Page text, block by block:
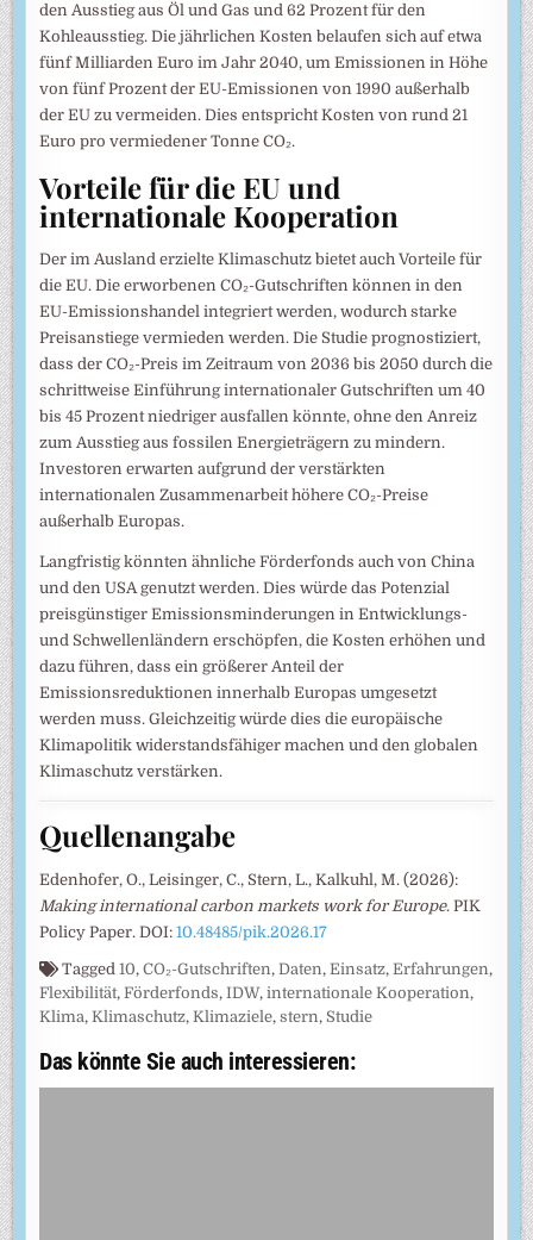
den Ausstieg aus Öl und Gas und 62 Prozent für den
Kohleausstieg. Die jährlichen Kosten belaufen sich auf etwa
fünf Milliarden Euro im Jahr 2040, um Emissionen in Höhe
von fünf Prozent der EU-Emissionen von 1990 außerhalb
der EU zu vermeiden. Dies entspricht Kosten von rund 21
Euro pro vermiedener Tonne CO₂.
Vorteile für die EU und
internationale Kooperation
Der im Ausland erzielte Klimaschutz bietet auch Vorteile für
die EU. Die erworbenen CO₂-Gutschriften können in den
EU-Emissionshandel integriert werden, wodurch starke
Preisanstiege vermieden werden. Die Studie prognostiziert,
dass der CO₂-Preis im Zeitraum von 2036 bis 2050 durch die
schrittweise Einführung internationaler Gutschriften um 40
bis 45 Prozent niedriger ausfallen könnte, ohne den Anreiz
zum Ausstieg aus fossilen Energieträgern zu mindern.
Investoren erwarten aufgrund der verstärkten
internationalen Zusammenarbeit höhere CO₂-Preise
außerhalb Europas.
Langfristig könnten ähnliche Förderfonds auch von China
und den USA genutzt werden. Dies würde das Potenzial
preisgünstiger Emissionsminderungen in Entwicklungs-
und Schwellenländern erschöpfen, die Kosten erhöhen und
dazu führen, dass ein größerer Anteil der
Emissionsreduktionen innerhalb Europas umgesetzt
werden muss. Gleichzeitig würde dies die europäische
Klimapolitik widerstandsfähiger machen und den globalen
Klimaschutz verstärken.
Quellenangabe
Edenhofer, O., Leisinger, C., Stern, L., Kalkuhl, M. (2026):
Making international carbon markets work for Europe. PIK
Policy Paper. DOI:10.48485/pik.2026.17
Tagged10,CO₂-Gutschriften, Daten,Einsatz,Erfahrungen,
Flexibilität,Förderfonds,IDW,internationale Kooperation,
Klima,Klimaschutz,Klimaziele,stern, Studie
Das könnte Sie auch interessieren: